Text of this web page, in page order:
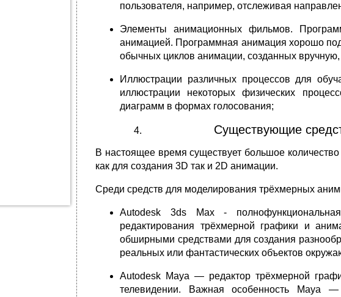
пользователя, например, отслеживая
Элементы анимационных фильмов.
анимацией. Программная анимация хорошо
обычных циклов анимации, созданных
Иллюстрации различных процессов для
иллюстрации некоторых физических
диаграмм в формах голосования;
Существующие
В настоящее время существует большое
как для создания 3D так и 2D анимации.
Среди средств для моделирования трёхмерных
Autodesk 3ds Max -
редактирования трёхмерной графики и
обширными средствами для создания
реальных или фантастических объектов
Autodesk Maya — редактор трёхмерной
телевидении. Важная особенность Maya —